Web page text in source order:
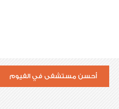
أحسن مستشفى في الفيوم